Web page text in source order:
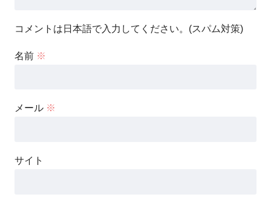
コメントは日本語で入力してください。(スパム対策)
名前 ※
メール ※
サイト